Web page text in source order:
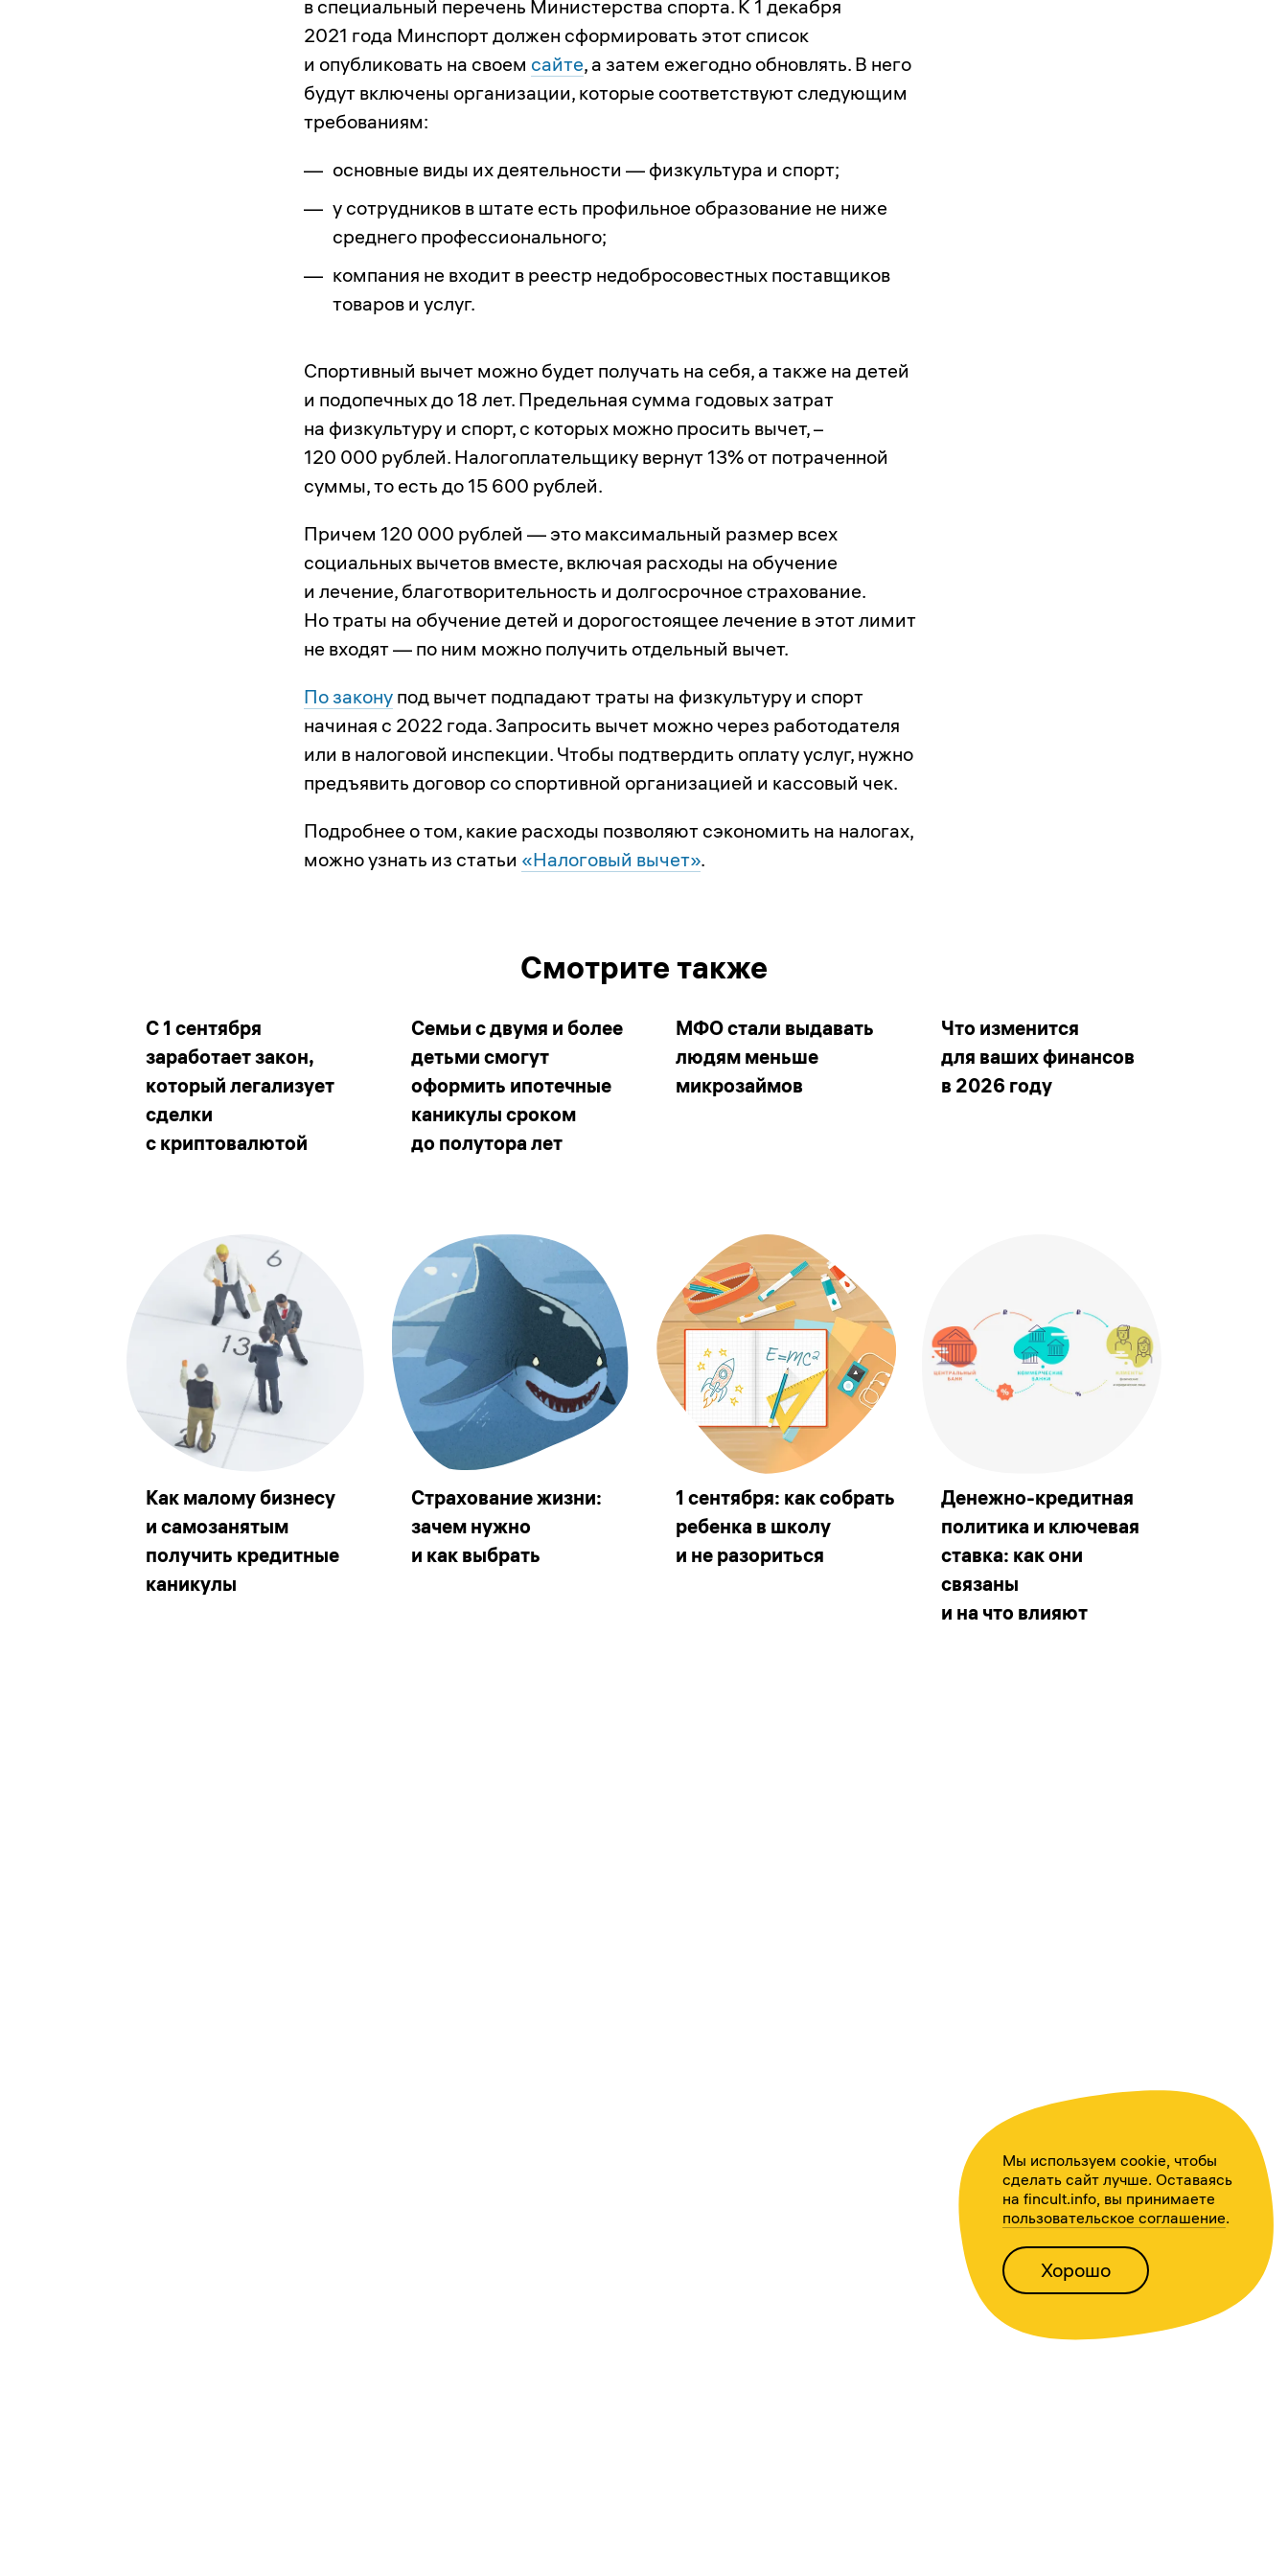
в специальный перечень Министерства спорта. К 1 декабря
2021 года Минспорт должен сформировать этот список
и опубликовать на своем сайте, а затем ежегодно обновлять. В него
будут включены организации, которые соответствуют следующим
требованиям:
основные виды их деятельности — физкультура и спорт;
у сотрудников в штате есть профильное образование не ниже
среднего профессионального;
компания не входит в реестр недобросовестных поставщиков
товаров и услуг.
Спортивный вычет можно будет получать на себя, а также на детей
и подопечных до 18 лет. Предельная сумма годовых затрат
на физкультуру и спорт, с которых можно просить вычет, –
120 000 рублей. Налогоплательщику вернут 13% от потраченной
суммы, то есть до 15 600 рублей.
Причем 120 000 рублей — это максимальный размер всех
социальных вычетов вместе, включая расходы на обучение
и лечение, благотворительность и долгосрочное страхование.
Но траты на обучение детей и дорогостоящее лечение в этот лимит
не входят — по ним можно получить отдельный вычет.
По закону под вычет подпадают траты на физкультуру и спорт
начиная с 2022 года. Запросить вычет можно через работодателя
или в налоговой инспекции. Чтобы подтвердить оплату услуг, нужно
предъявить договор со спортивной организацией и кассовый чек.
Подробнее о том, какие расходы позволяют сэкономить на налогах,
можно узнать из статьи «Налоговый вычет».
Смотрите также
С 1 сентября
заработает закон,
который легализует
сделки
с криптовалютой
Семьи с двумя и более
детьми смогут
оформить ипотечные
каникулы сроком
до полутора лет
МФО стали выдавать
людям меньше
микрозаймов
Что изменится
для ваших финансов
в 2026 году
Как малому бизнесу
и самозанятым
получить кредитные
каникулы
Страхование жизни:
зачем нужно
и как выбрать
1 сентября: как собрать
ребенка в школу
и не разориться
Денежно-кредитная
политика и ключевая
ставка: как они
связаны
и на что влияют
Мы используем cookie, чтобы
сделать сайт лучше. Оставаясь
на fincult.info, вы принимаете
пользовательское соглашение.
Хорошо